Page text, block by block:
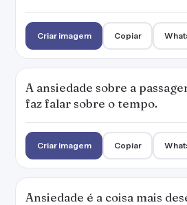
Criar imagem Copiar
A ansiedade sobre a
faz falar sobre o tempo.
Criar imagem Copiar
Ansiedade é a coisa mais